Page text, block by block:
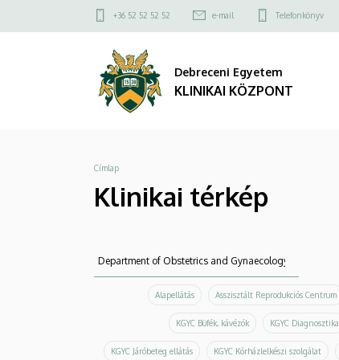
a
Felső
menü
+36 52 52 52 52 e-mail Telefonkönyv
Debreceni Egyetem
KLINIKAI KÖZPONT
Morzsa
Címlap
Klinikai térkép
Keresés
KeresésAlapellátás Asszisztált Reprodukciós Centrum
KGYC Büfék, kávézók KGYC Diagnosztika
KGYC Járóbeteg ellátás KGYC Kórházlelkészi szolgálat